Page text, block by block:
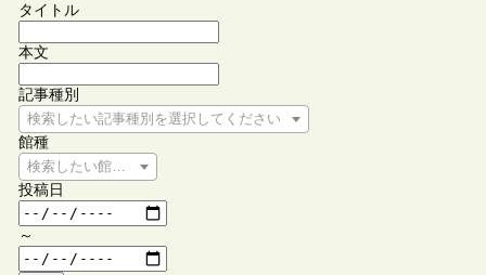
タイトル
本文
記事種別
検索したい記事種別を選択してください
館種
検索したい館種を選択してください
投稿日
～